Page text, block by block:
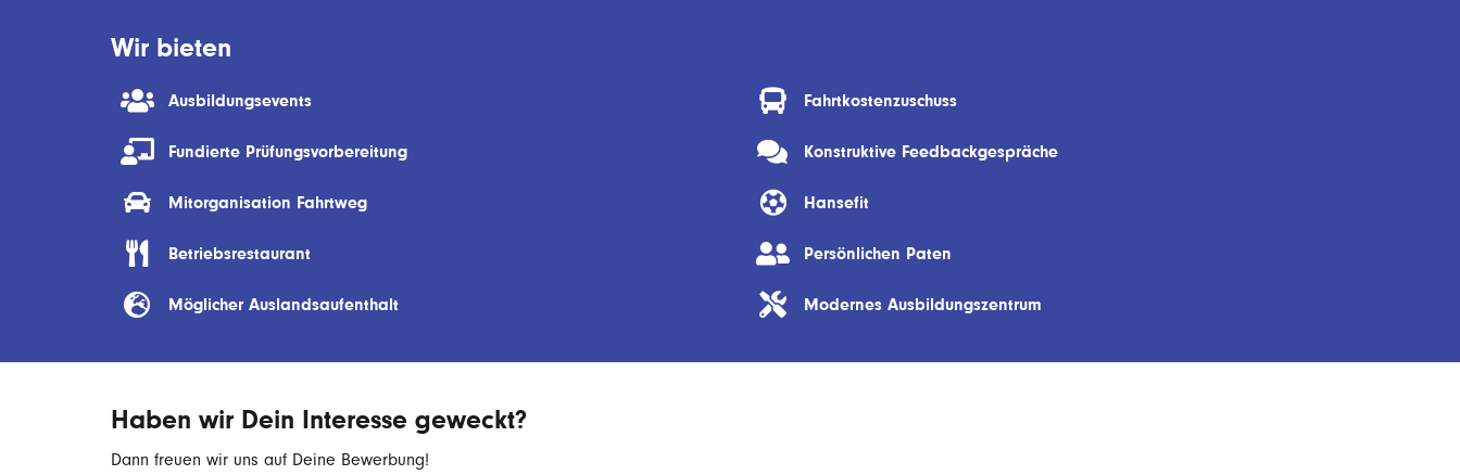
Wir bieten
Ausbildungsevents Fahrtkostenzuschuss
Fundierte Prüfungsvorbereitung Konstruktive Feedbackgespräche
Mitorganisation Fahrtweg Hansefit
Betriebsrestaurant Persönlichen Paten
Möglicher Auslandsaufenthalt Modernes Ausbildungszentrum
Haben wir Dein Interesse geweckt?
Dann freuen wir uns auf Deine Bewerbung!